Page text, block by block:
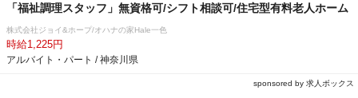
「福祉調理スタッフ」無資格可/シフト相談可/住宅型有料老人ホーム
株式会社ジョイ&ホープ/オハナの家Hale一色
時給1,225円
アルバイト・パート / 神奈川県
sponsored by 求人ボックス